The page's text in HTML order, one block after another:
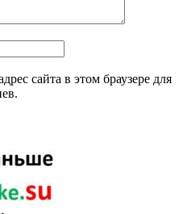
сайта в этом браузере для